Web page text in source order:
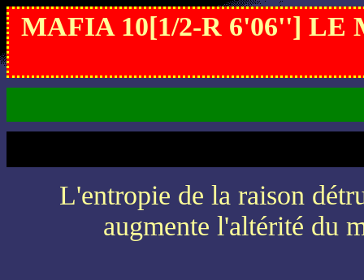
MAFIA 10[1/2-R 6'06'']
L'entropie de la raison
augmente l'altérité du